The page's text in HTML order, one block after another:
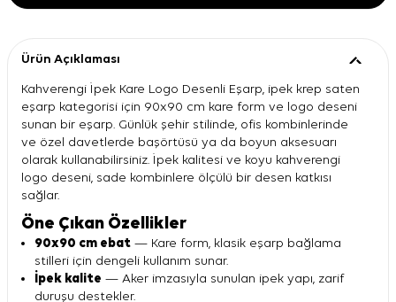
Ürün Açıklaması
Kahverengi İpek Kare Logo Desenli Eşarp, ipek krep saten
eşarp kategorisi için 90x90 cm kare form ve logo deseni
sunan bir eşarp. Günlük şehir stilinde, ofis kombinlerinde
ve özel davetlerde başörtüsü ya da boyun aksesuarı
olarak kullanabilirsiniz. İpek kalitesi ve koyu kahverengi
logo deseni, sade kombinlere ölçülü bir desen katkısı
sağlar.
Öne Çıkan Özellikler
90x90 cm ebat — Kare form, klasik eşarp bağlama
stilleri için dengeli kullanım sunar.
İpek kalite — Aker imzasıyla sunulan ipek yapı, zarif
duruşu destekler.